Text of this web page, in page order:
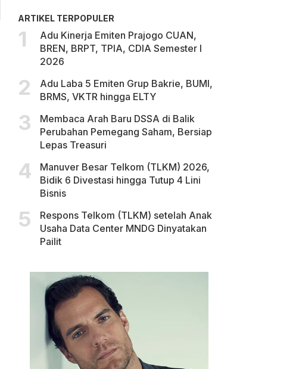
ARTIKEL TERPOPULER
Adu Kinerja Emiten Prajogo CUAN,
BREN, BRPT, TPIA, CDIA Semester I
2026
Adu Laba 5 Emiten Grup Bakrie, BUMI,
BRMS, VKTR hingga ELTY
Membaca Arah Baru DSSA di Balik
Perubahan Pemegang Saham, Bersiap
Lepas Treasuri
Manuver Besar Telkom (TLKM) 2026,
Bidik 6 Divestasi hingga Tutup 4 Lini
Bisnis
Respons Telkom (TLKM) setelah Anak
Usaha Data Center MNDG Dinyatakan
Pailit